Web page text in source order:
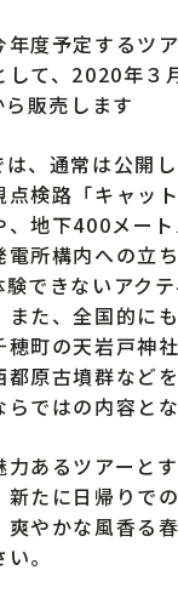
年度予定するツ
して、2020年３
販売します
、通常は公開
点検路「キャッ
、地下400メー
電所構内への立
できないアク
また、全国的に
穂町の天岩戸神
都原古墳群など
ではの内容とな
あるツアーと
新たに日帰りで
爽やかな風香る
。